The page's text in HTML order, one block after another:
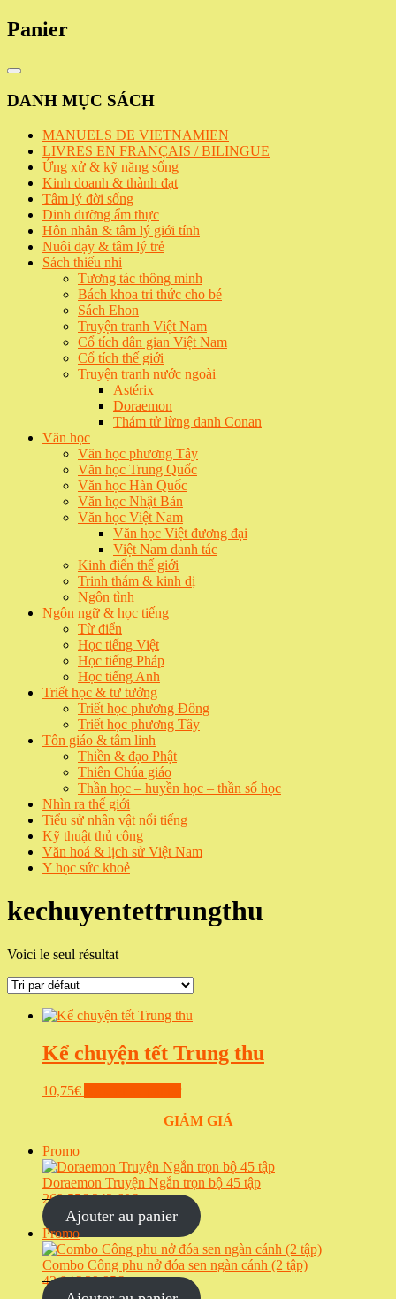
Panier
Catalog
DANH MỤC SÁCH
MANUELS DE VIETNAMIEN
LIVRES EN FRANÇAIS / BILINGUE
Ứng xử & kỹ năng sống
Kinh doanh & thành đạt
Tâm lý đời sống
Dinh dưỡng ẩm thực
Hôn nhân & tâm lý giới tính
Nuôi dạy & tâm lý trẻ
Sách thiếu nhi
Tương tác thông minh
Bách khoa tri thức cho bé
Sách Ehon
Truyện tranh Việt Nam
Cổ tích dân gian Việt Nam
Cổ tích thế giới
Truyện tranh nước ngoài
Astérix
Doraemon
Thám tử lừng danh Conan
Văn học
Văn học phương Tây
Văn học Trung Quốc
Văn học Hàn Quốc
Văn học Nhật Bản
Văn học Việt Nam
Văn học Việt đương đại
Việt Nam danh tác
Kinh điển thế giới
Trinh thám & kinh dị
Ngôn tình
Ngôn ngữ & học tiếng
Từ điển
Học tiếng Việt
Học tiếng Pháp
Học tiếng Anh
Triết học & tư tưởng
Triết học phương Đông
Triết học phương Tây
Tôn giáo & tâm linh
Thiền & đạo Phật
Thiên Chúa giáo
Thần học – huyền học – thần số học
Nhìn ra thế giới
Tiểu sử nhân vật nổi tiếng
Kỹ thuật thủ công
Văn hoá & lịch sử Việt Nam
Y học sức khoẻ
kechuyentettrungthu
Voici le seul résultat
Kể chuyện tết Trung thu
10,75€
GIẢM GIÁ
PromoProduit
en
promotion
Doraemon Truyện Ngắn trọn bộ 45 tập
269,55€Le
prix
était :
269,55€.
242,60€Le
prix
actuel
est :
242,60€.
Ajouter au panier
PromoProduit
en
promotion
Combo Công phu nở đóa sen ngàn cánh (2 tập)
42,94€Le
prix
39,95€Le
prix